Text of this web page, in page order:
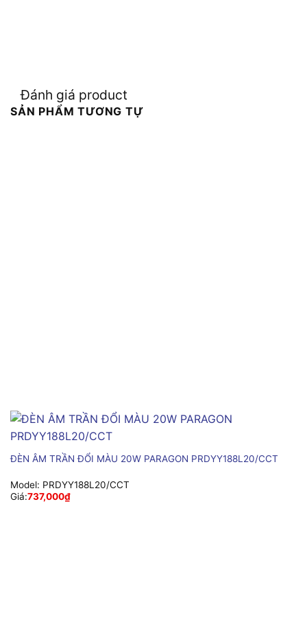
Đánh giá product
SẢN PHẨM TƯƠNG TỰ
ĐÈN ÂM TRẦN ĐỔI MÀU 20W PARAGON PRDYY188L20/CCT
Model: PRDYY188L20/CCT
Giá:737,000₫